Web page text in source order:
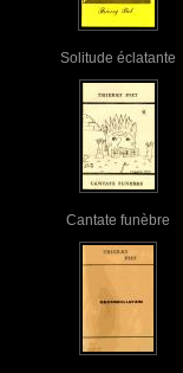
Solitude éclatante
Cantate funèbre